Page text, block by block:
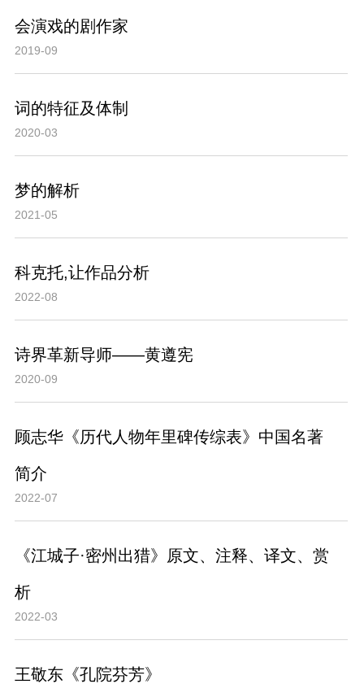
会演戏的剧作家
2019-09
词的特征及体制
2020-03
梦的解析
2021-05
科克托,让作品分析
2022-08
诗界革新导师——黄遵宪
2020-09
顾志华《历代人物年里碑传综表》中国名著
简介
2022-07
《江城子·密州出猎》原文、注释、译文、赏
析
2022-03
王敬东《孔院芬芳》